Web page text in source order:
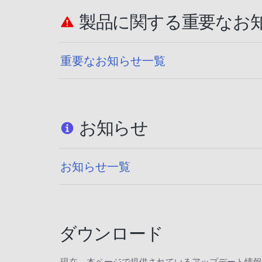
製品に関する重要なお
重要なお知らせ一覧
お知らせ
お知らせ一覧
ダウンロード